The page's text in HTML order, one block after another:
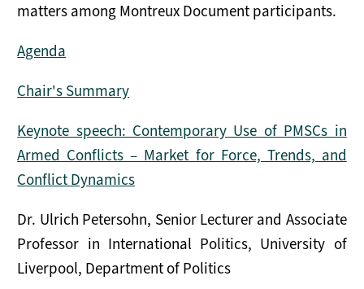
matters among Montreux Document participants.
Agenda
Chair's Summary
Keynote speech: Contemporary Use of PMSCs in
Armed Conflicts – Market for Force, Trends, and
Conflict Dynamics
Dr. Ulrich Petersohn, Senior Lecturer and Associate
Professor in International Politics, University of
Liverpool, Department of Politics